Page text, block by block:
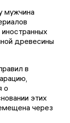
мужчина
древесины
в
о
этих
через